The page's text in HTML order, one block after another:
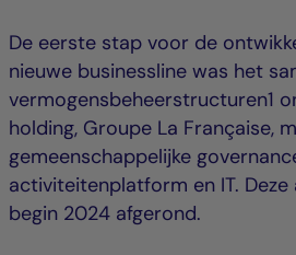
De eerste stap voor de
nieuwe businessline was het
vermogensbeheerstructuren1
holding, Groupe La Française,
gemeenschappelijke
activiteitenplatform en IT.
begin 2024 afgerond.